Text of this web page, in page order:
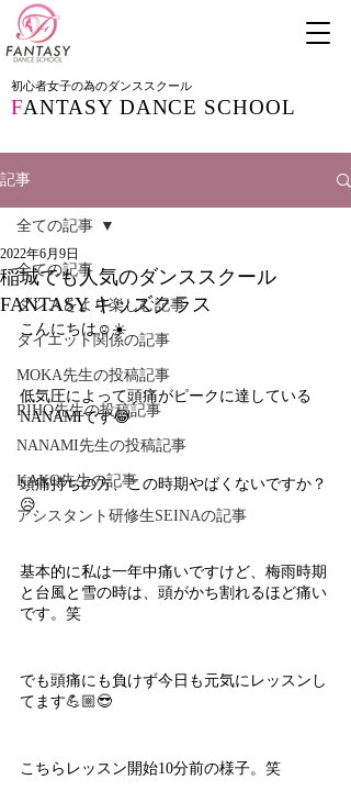
初心者女子の為のダンススクール
FANTASY DANCE SCHOOL
記事
全ての記事
ダンスをより楽しむ記事
ダイエット関係の記事
MOKA先生の投稿記事
RIHO先生の投稿記事
NANAMI先生の投稿記事
KAKO先生の記事
アシスタント研修生SEINAの記事
全ての記事
稲城でも人気のダンススクール
FANTASY キッズクラス
2022年6月9日
こんにちは☺️☀️
低気圧によって頭痛がピークに達している
NANAMIです😂
頭痛持ちの方、この時期やばくないですか？
😥
基本的に私は一年中痛いですけど、梅雨時期
と台風と雪の時は、頭がかち割れるほど痛い
です。笑
でも頭痛にも負けず今日も元気にレッスンし
てます💪🏼😎
こちらレッスン開始10分前の様子。笑